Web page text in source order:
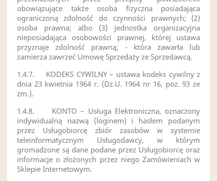
obowiązujące także osoba fizyczna posiadająca
ograniczoną zdolność do czynności prawnych; (2)
osoba prawna; albo (3) jednostka organizacyjna
nieposiadająca osobowości prawnej, której ustawa
przyznaje zdolność prawną; - która zawarła lub
zamierza zawrzeć Umowę Sprzedaży ze Sprzedawcą.
1.4.7.
KODEKS CYWILNY – ustawa kodeks cywilny z
dnia 23 kwietnia 1964 r. (Dz.U. 1964 nr 16, poz. 93 ze
zm.).
1.4.8.
KONTO – Usługa Elektroniczna, oznaczony
indywidualną nazwą (loginem) i hasłem podanym
przez Usługobiorcę zbiór zasobów w systemie
teleinformatycznym Usługodawcy, w którym
gromadzone są dane podane przez Usługobiorcę oraz
informacje o złożonych przez niego Zamówieniach w
Sklepie Internetowym.